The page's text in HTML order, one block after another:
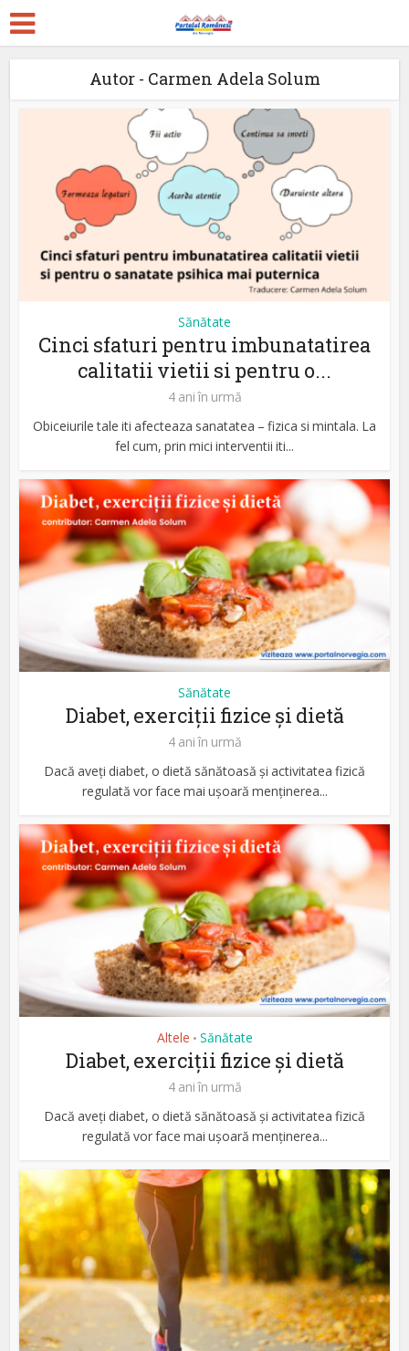
Autor - Carmen Adela Solum
Sănătate
Cinci sfaturi pentru imbunatatirea
calitatii vietii si pentru o...
4 ani în urmă
Obiceiurile tale iti afecteaza sanatatea – fizica si mintala. La
fel cum, prin mici interventii iti...
Sănătate
Diabet, exerciții fizice și dietă
4 ani în urmă
Dacă aveți diabet, o dietă sănătoasă și activitatea fizică
regulată vor face mai ușoară menținerea...
Altele • Sănătate
Diabet, exerciții fizice și dietă
4 ani în urmă
Dacă aveți diabet, o dietă sănătoasă și activitatea fizică
regulată vor face mai ușoară menținerea...